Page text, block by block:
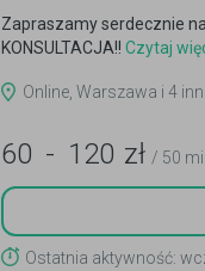
Zapraszamy serdecznie
KONSULTACJA!! Czytaj
Online, Warszawa i 4
60 - 120 zł / 50
Ostatnia aktywność: